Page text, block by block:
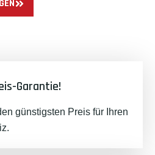
Garantie!
günstigsten Preis für Ihren